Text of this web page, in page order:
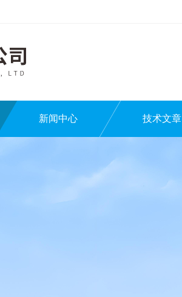
新闻中心 技术文章